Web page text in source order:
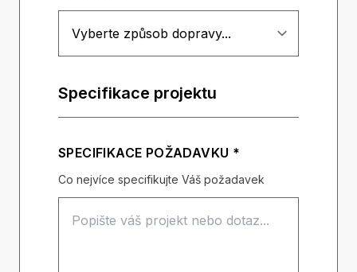
Specifikace projektu
SPECIFIKACE POŽADAVKU *
Co nejvíce specifikujte Váš požadavek